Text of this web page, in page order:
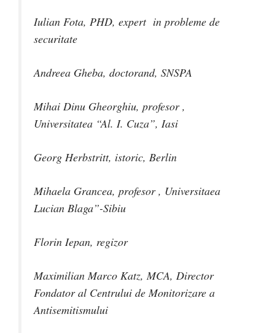
Iulian Fota, PHD, expert in probleme de
securitate
Andreea Gheba, doctorand, SNSPA
Mihai Dinu Gheorghiu, profesor ,
Universitatea “Al. I. Cuza”, Iasi
Georg Herbstritt, istoric, Berlin
Mihaela Grancea, profesor , Universitaea
Lucian Blaga”-Sibiu
Florin Iepan, regizor
Maximilian Marco Katz, MCA, Director
Fondator al Centrului de Monitorizare a
Antisemitismului